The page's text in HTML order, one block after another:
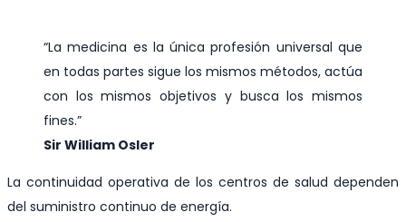
“La medicina es la única profesión universal que
en todas partes sigue los mismos métodos, actúa
con los mismos objetivos y busca los mismos
fines.”
Sir William Osler
La continuidad operativa de los centros de salud dependen
del suministro continuo de energía.